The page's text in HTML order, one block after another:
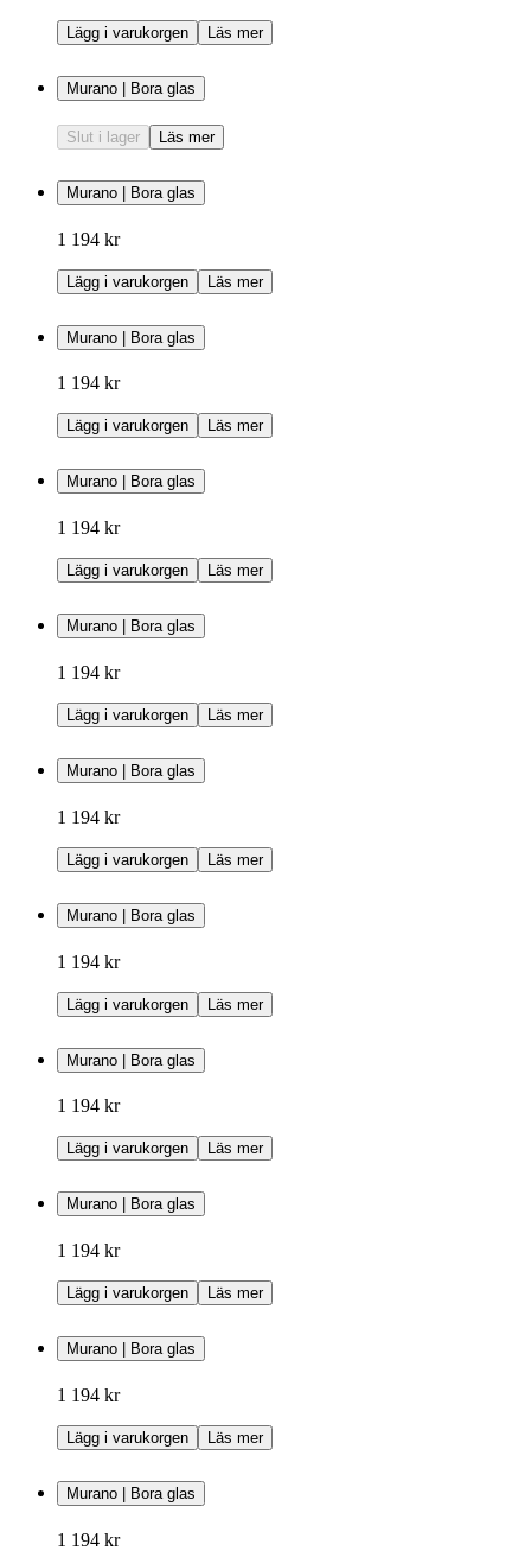
Lägg i varukorgen Läs mer
Murano | Bora glas
Slut i lager Läs mer
Murano | Bora glas
1 194 kr
Lägg i varukorgen Läs mer
Murano | Bora glas
1 194 kr
Lägg i varukorgen Läs mer
Murano | Bora glas
1 194 kr
Lägg i varukorgen Läs mer
Murano | Bora glas
1 194 kr
Lägg i varukorgen Läs mer
Murano | Bora glas
1 194 kr
Lägg i varukorgen Läs mer
Murano | Bora glas
1 194 kr
Lägg i varukorgen Läs mer
Murano | Bora glas
1 194 kr
Lägg i varukorgen Läs mer
Murano | Bora glas
1 194 kr
Lägg i varukorgen Läs mer
Murano | Bora glas
1 194 kr
Lägg i varukorgen Läs mer
Murano | Bora glas
1 194 kr